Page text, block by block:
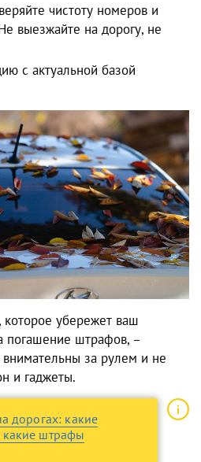
чистоту номеров и
выезжайте на дорогу, не
с актуальной базой
которое убережет ваш
погашение штрафов, –
внимательны за рулем и не
и гаджеты.
дорогах: какие
штрафы